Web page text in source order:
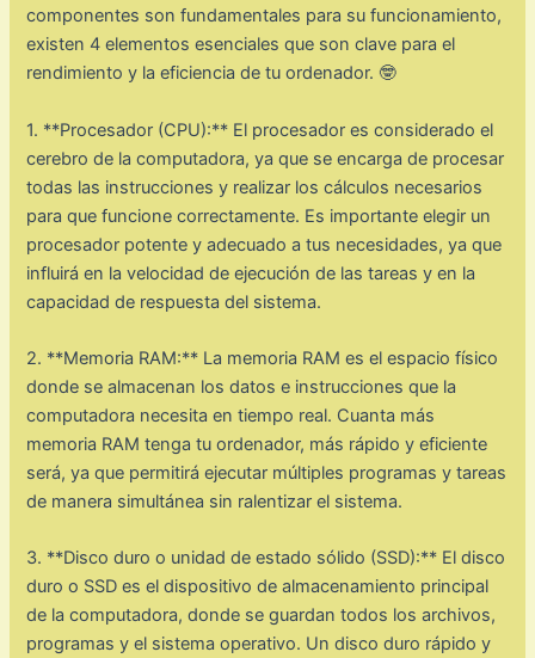
componentes son fundamentales para su funcionamiento,
existen 4 elementos esenciales que son clave para el
rendimiento y la eficiencia de tu ordenador. 🤓
1. **Procesador (CPU):** El procesador es considerado el
cerebro de la computadora, ya que se encarga de procesar
todas las instrucciones y realizar los cálculos necesarios
para que funcione correctamente. Es importante elegir un
procesador potente y adecuado a tus necesidades, ya que
influirá en la velocidad de ejecución de las tareas y en la
capacidad de respuesta del sistema.
2. **Memoria RAM:** La memoria RAM es el espacio físico
donde se almacenan los datos e instrucciones que la
computadora necesita en tiempo real. Cuanta más
memoria RAM tenga tu ordenador, más rápido y eficiente
será, ya que permitirá ejecutar múltiples programas y tareas
de manera simultánea sin ralentizar el sistema.
3. **Disco duro o unidad de estado sólido (SSD):** El disco
duro o SSD es el dispositivo de almacenamiento principal
de la computadora, donde se guardan todos los archivos,
programas y el sistema operativo. Un disco duro rápido y